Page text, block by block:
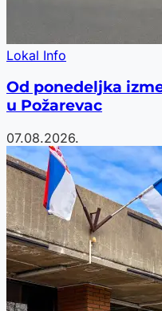
Lokal Info
Od ponedeljka
u Požarevac
07.08.2026.